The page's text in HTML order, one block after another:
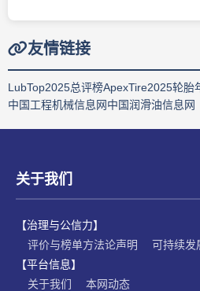
友情链接
LubTop2025总评榜ApexTire2025轮胎
中国工程机械信息网中国润滑油信息网
关于我们
【治理与公信力】
评价与榜单方法论声明
可持续发
【平台信息】
关于我们
本网动态